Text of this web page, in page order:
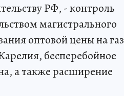
РФ, - контроль
магистрального
оптовой цены на газ
бесперебойное
а также расширение